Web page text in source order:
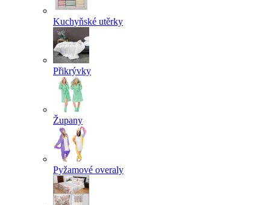
Kuchyňské utěrky
Přikrývky
Župany
Pyžamové overaly